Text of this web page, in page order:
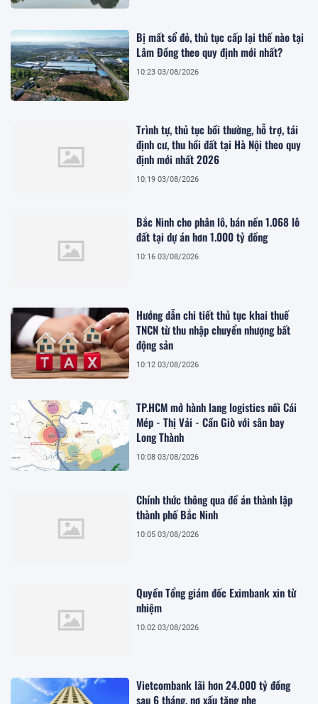
Bị mất sổ đỏ, thủ tục cấp lại thế nào tại
Lâm Đồng theo quy định mới nhất?
10:23 03/08/2026
Trình tự, thủ tục bồi thường, hỗ trợ, tái
định cư, thu hồi đất tại Hà Nội theo quy
định mới nhất 2026
10:19 03/08/2026
Bắc Ninh cho phân lô, bán nền 1.068 lô
đất tại dự án hơn 1.000 tỷ đồng
10:16 03/08/2026
Hướng dẫn chi tiết thủ tục khai thuế
TNCN từ thu nhập chuyển nhượng bất
động sản
10:12 03/08/2026
TP.HCM mở hành lang logistics nối Cái
Mép - Thị Vải - Cần Giờ với sân bay
Long Thành
10:08 03/08/2026
Chính thức thông qua đề án thành lập
thành phố Bắc Ninh
10:05 03/08/2026
Quyền Tổng giám đốc Eximbank xin từ
nhiệm
10:02 03/08/2026
Vietcombank lãi hơn 24.000 tỷ đồng
sau 6 tháng, nợ xấu tăng nhẹ